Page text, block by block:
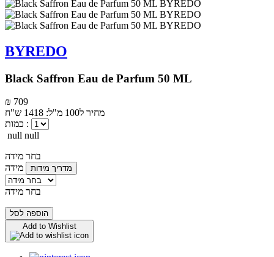
BYREDO
Black Saffron Eau de Parfum 50 ML
₪ 709
מחיר ל100 מ"ל: 1418 ש"ח
כמות :
null null
בחר מידה
מידה
מדריך מידות
בחר מידה
הוספה לסל
Add to Wishlist